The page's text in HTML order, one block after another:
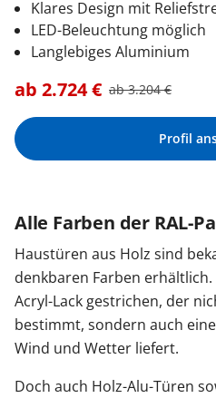
Klares Design mit
LED-Beleuchtung möglich
Langlebiges Aluminium
ab 2.724€ ab3.204€
Profil
Alle Farben der RAL-
Haustüren aus Holz sind
denkbaren Farben
Acryl-Lack gestrichen, der
bestimmt, sondern auch
Wind und Wetter liefert.
Doch auch Holz-Alu-Türen